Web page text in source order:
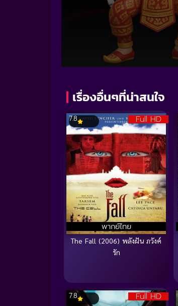
เรื่องอื่นๆที่น่าสนใจ
Full HD
พากย์ไทย
7.8
The Fall (2006) พลังฝัน ภวังค์
รัก
Full HD
7.8